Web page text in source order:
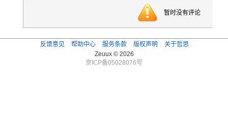
暂时没有评论
反馈意见 帮助中心 服务条款 版权声明
关于哲思
Zeuux © 2026
京ICP备05028076号